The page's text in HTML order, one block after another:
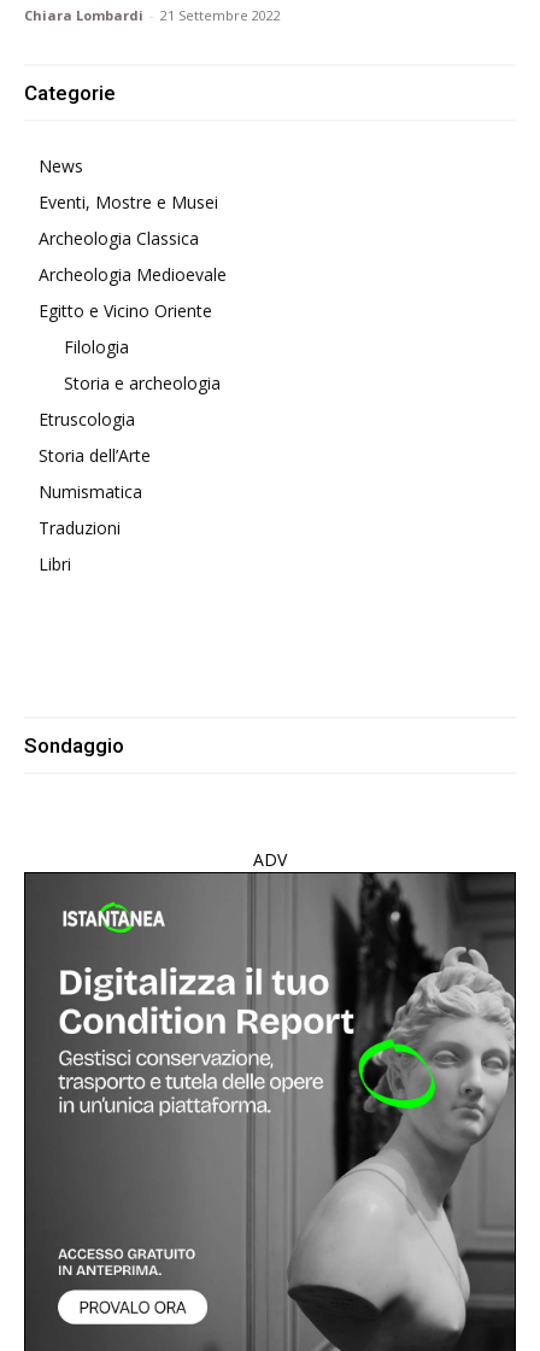
Chiara Lombardi - 21 Settembre 2022
Categorie
News
Eventi, Mostre e Musei
Archeologia Classica
Archeologia Medioevale
Egitto e Vicino Oriente
Filologia
Storia e archeologia
Etruscologia
Storia dell’Arte
Numismatica
Traduzioni
Libri
Sondaggio
ADV